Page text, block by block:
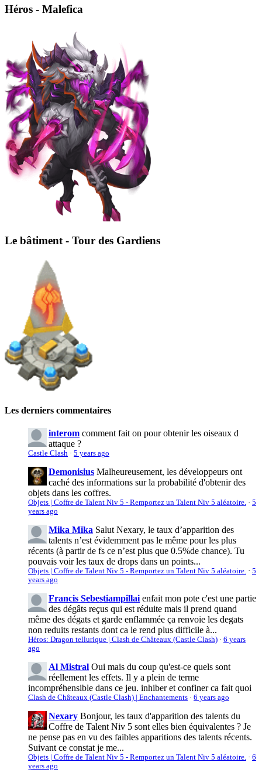
Héros - Malefica
Le bâtiment - Tour des Gardiens
Les derniers commentaires
interom comment fait on pour obtenir les oiseaux d
attaque ?
Castle Clash · 5 years ago
Demonisius Malheureusement, les développeurs ont
caché des informations sur la probabilité d'obtenir des
objets dans les coffres.
Objets | Coffre de Talent Niv 5 - Remportez un Talent Niv 5 aléatoire. · 5
years ago
Mika Mika Salut Nexary, le taux d’apparition des
talents n’est évidemment pas le même pour les plus
récents (à partir de fs ce n’est plus que 0.5%de chance). Tu
pouvais voir les taux de drops dans un points...
Objets | Coffre de Talent Niv 5 - Remportez un Talent Niv 5 aléatoire. · 5
years ago
Francis Sebestiampillai enfait mon pote c'est une partie
des dégâts reçus qui est réduite mais il prend quand
même des dégats et garde enflammée ça renvoie les degats
non reduits restants dont ca le rend plus difficile à...
Héros: Dragon tellurique | Clash de Châteaux (Castle Clash) · 6 years
ago
Al Mistral Oui mais du coup qu'est-ce quels sont
réellement les effets. Il y a plein de terme
incompréhensible dans ce jeu. inhiber et confiner ca fait quoi
Clash de Châteaux (Castle Clash) | Enchantements · 6 years ago
Nexary Bonjour, les taux d'apparition des talents du
Coffre de Talent Niv 5 sont elles bien équivalentes ? Je
ne pense pas en vu des faibles apparitions des talents récents.
Suivant ce constat je me...
Objets | Coffre de Talent Niv 5 - Remportez un Talent Niv 5 aléatoire. · 6
years ago